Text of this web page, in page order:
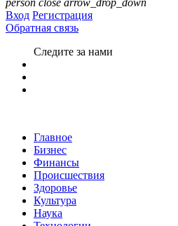
person close arrow_drop_down
Вход Регистрация
Обратная связь
Следите за нами
Главное
Бизнес
Финансы
Происшествия
Здоровье
Культура
Наука